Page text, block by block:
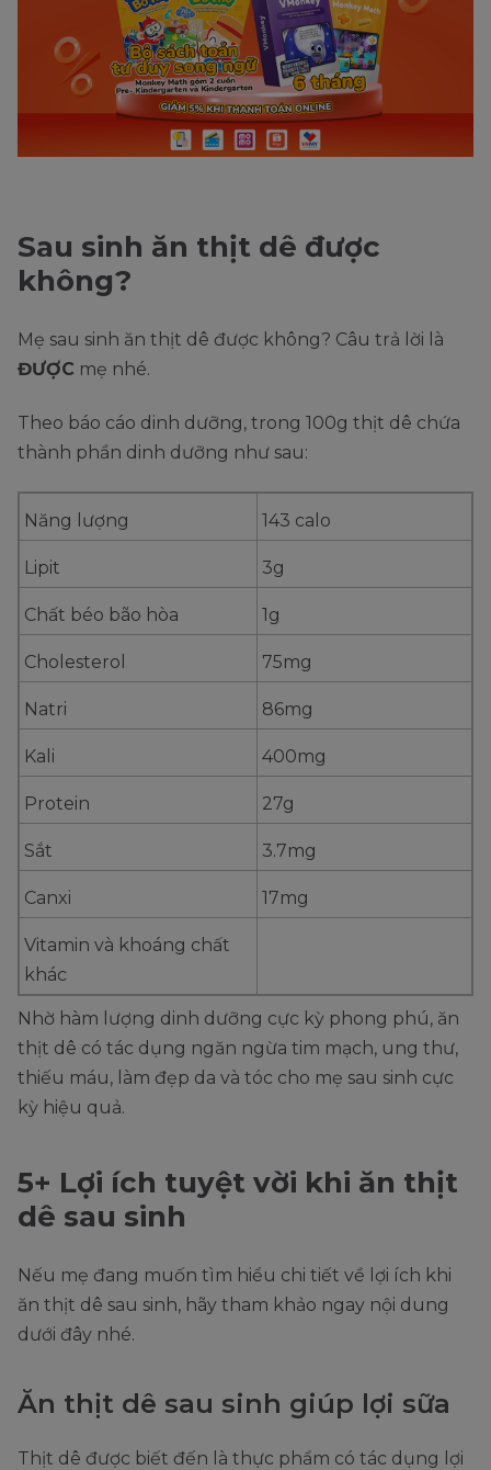
Sau sinh ăn thịt dê được
không?
Mẹ sau sinh ăn thịt dê được không? Câu trả lời là
ĐƯỢC mẹ nhé.
Theo báo cáo dinh dưỡng, trong 100g thịt dê chứa
thành phần dinh dưỡng như sau:
Năng lượng 143 calo
Lipit 3g
Chất béo bão hòa 1g
Cholesterol 75mg
Natri 86mg
Kali 400mg
Protein 27g
Sắt 3.7mg
Canxi 17mg
Vitamin và khoáng chất
khác
Nhờ hàm lượng dinh dưỡng cực kỳ phong phú, ăn
thịt dê có tác dụng ngăn ngừa tim mạch, ung thư,
thiếu máu, làm đẹp da và tóc cho mẹ sau sinh cực
kỳ hiệu quả.
5+ Lợi ích tuyệt vời khi ăn thịt
dê sau sinh
Nếu mẹ đang muốn tìm hiểu chi tiết về lợi ích khi
ăn thịt dê sau sinh, hãy tham khảo ngay nội dung
dưới đây nhé.
Ăn thịt dê sau sinh giúp lợi sữa
Thịt dê được biết đến là thực phẩm có tác dụng lợi